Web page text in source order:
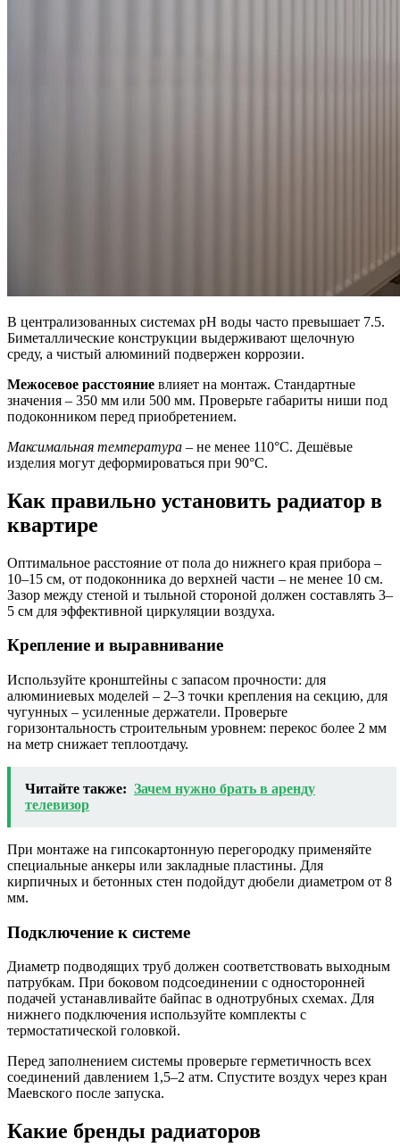
В централизованных системах pH воды часто превышает 7.5.
Биметаллические конструкции выдерживают щелочную
среду, а чистый алюминий подвержен коррозии.
Межосевое расстояние влияет на монтаж. Стандартные
значения – 350 мм или 500 мм. Проверьте габариты ниши под
подоконником перед приобретением.
Максимальная температура – не менее 110°C. Дешёвые
изделия могут деформироваться при 90°C.
Как правильно установить радиатор в
квартире
Оптимальное расстояние от пола до нижнего края прибора –
10–15 см, от подоконника до верхней части – не менее 10 см.
Зазор между стеной и тыльной стороной должен составлять 3–
5 см для эффективной циркуляции воздуха.
Крепление и выравнивание
Используйте кронштейны с запасом прочности: для
алюминиевых моделей – 2–3 точки крепления на секцию, для
чугунных – усиленные держатели. Проверьте
горизонтальность строительным уровнем: перекос более 2 мм
на метр снижает теплоотдачу.
Читайте также: Зачем нужно брать в аренду
телевизор
При монтаже на гипсокартонную перегородку применяйте
специальные анкеры или закладные пластины. Для
кирпичных и бетонных стен подойдут дюбели диаметром от 8
мм.
Подключение к системе
Диаметр подводящих труб должен соответствовать выходным
патрубкам. При боковом подсоединении с односторонней
подачей устанавливайте байпас в однотрубных схемах. Для
нижнего подключения используйте комплекты с
термостатической головкой.
Перед заполнением системы проверьте герметичность всех
соединений давлением 1,5–2 атм. Спустите воздух через кран
Маевского после запуска.
Какие бренды радиаторов